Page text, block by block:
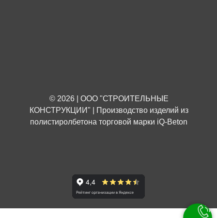
© 2026 | ООО "СТРОИТЕЛЬНЫЕ
КОНСТРУКЦИИ" | Производство изделий из
полистиролбетона торговой марки iQ-Beton